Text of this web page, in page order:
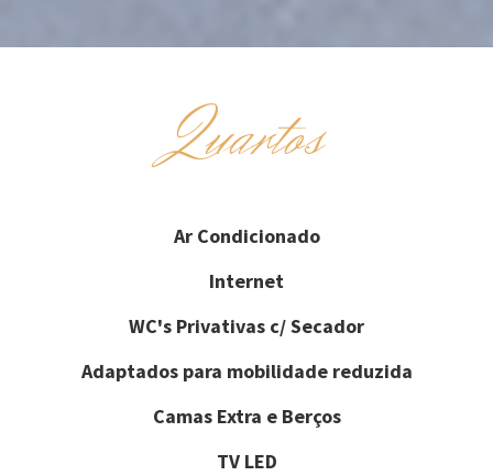
Quartos
Ar Condicionado
Internet
WC's Privativas c/ Secador
Adaptados para mobilidade reduzida
Camas Extra e Berços
TV LED